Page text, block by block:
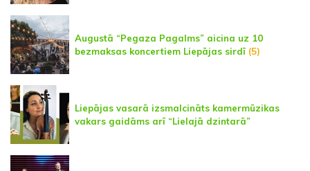
Augustā “Pegaza Pagalms” aicina uz 10
bezmaksas koncertiem Liepājas sirdī (5)
Liepājas vasarā izsmalcināts kamermūzikas
vakars gaidāms arī “Lielajā dzintarā”